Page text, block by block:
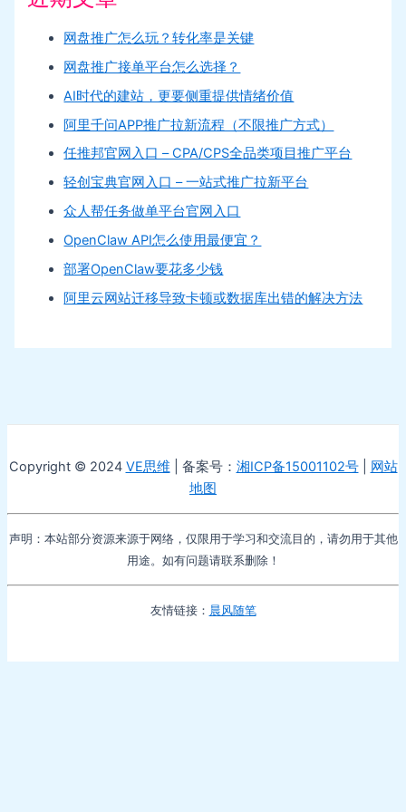
网盘推广怎么玩？转化率是关键
网盘推广接单平台怎么选择？
AI时代的建站，更要侧重提供情绪价值
阿里千问APP推广拉新流程（不限推广方式）
任推邦官网入口 – CPA/CPS全品类项目推广平台
轻创宝典官网入口 – 一站式推广拉新平台
众人帮任务做单平台官网入口
OpenClaw API怎么使用最便宜？
部署OpenClaw要花多少钱
阿里云网站迁移导致卡顿或数据库出错的解决方法
Copyright © 2024 VE思维 | 备案号： 湘ICP备15001102号| 网站
地图
声明：本站部分资源来源于网络，仅限用于学习和交流目的，请勿用于其他
用途。如有问题请联系删除！
友情链接： 晨风随笔